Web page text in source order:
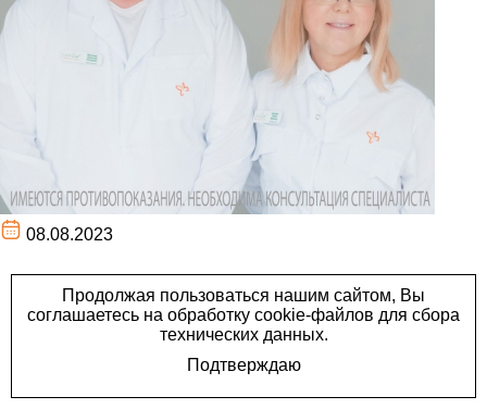
08.08.2023
Ушакова Лидия Юрьевна
(стаж 32 года) и Матичин
Алексей Петрович (стаж 30